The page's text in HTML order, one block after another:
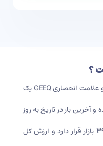
؟
با نام لاتین Geeq و علامت انحصاری GEEQ یک
و آخرین بار در تاریخبه روز
بازار قرار دارد و ارزش کل